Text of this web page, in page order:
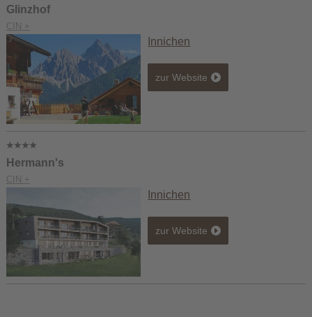
Glinzhof
CIN +
Innichen
zur Website
Hermann's
CIN +
Innichen
zur Website